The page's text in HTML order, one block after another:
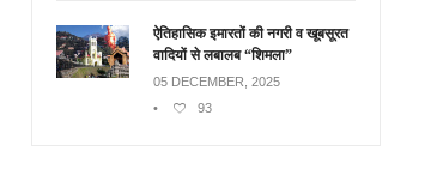
ऐतिहासिक इमारतों की नगरी व खूबसूरत
वादियों से लबालब “शिमला”
05 DECEMBER, 2025
•
93